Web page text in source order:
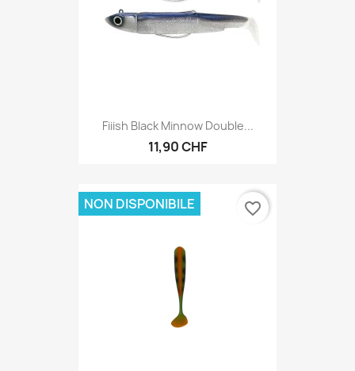
Fiiish Black Minnow Double...
11,90 CHF
NON DISPONIBILE favorite_border